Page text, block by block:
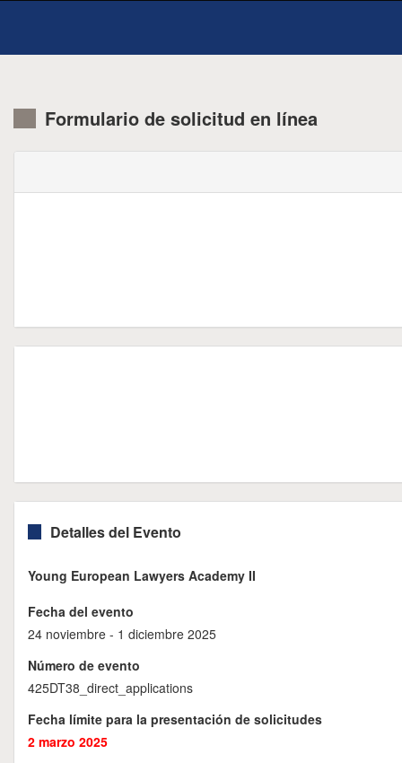
Formulario de solicitud en línea
Detalles del Evento
Young European Lawyers Academy II
Fecha del evento
24 noviembre - 1 diciembre 2025
Número de evento
425DT38_direct_applications
Fecha límite para la presentación de solicitudes
2 marzo 2025